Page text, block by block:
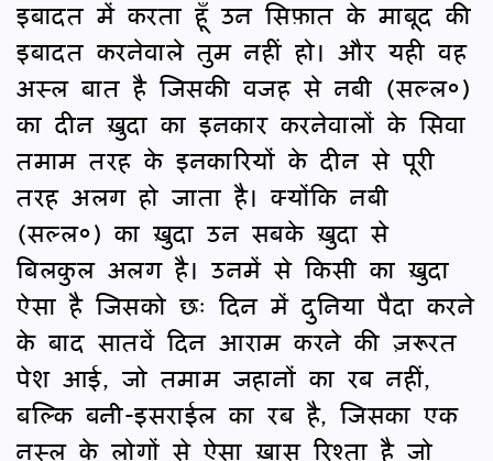
इबादत में करता हूँ उन सिफ़ात के माबूद की
इबादत करनेवाले तुम नहीं हो। और यही वह
अस्ल बात है जिसकी वजह से नबी (सल्ल०)
का दीन ख़ुदा का इनकार करनेवालों के सिवा
तमाम तरह के इनकारियों के दीन से पूरी
तरह अलग हो जाता है। क्योंकि नबी
(सल्ल०) का ख़ुदा उन सबके ख़ुदा से
बिलकुल अलग है। उनमें से किसी का ख़ुदा
ऐसा है जिसको छः दिन में दुनिया पैदा करने
के बाद सातवें दिन आराम करने की ज़रूरत
पेश आई, जो तमाम जहानों का रब नहीं,
बल्कि बनी-इसराईल का रब है, जिसका एक
नस्ल के लोगों से ऐसा ख़ास रिश्ता है जो